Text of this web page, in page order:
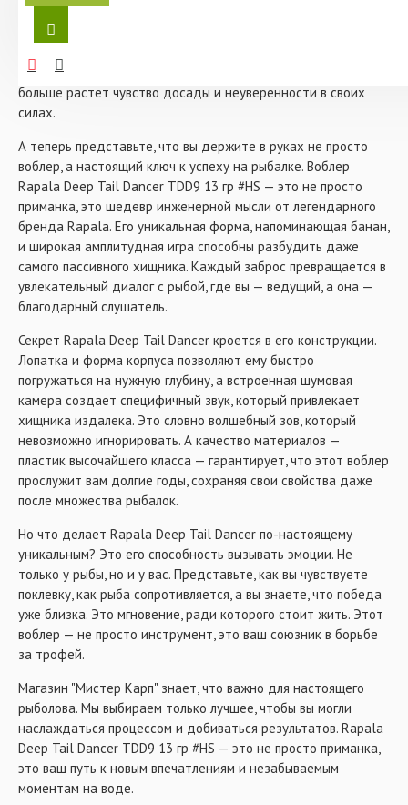
- Тип: минноу (minnow)
- Вес: 13 гр
существует? Каждый заброс, каждая проводка — и никакой
реакции. Вам кажется, что вы делаете всё правильно, но
просто не слышат. И чем дольше это продолжается, тем
больше растет чувство досады и неуверенности в своих
силах.
А теперь представьте, что вы держите в руках не просто
воблер, а настоящий ключ к успеху на рыбалке. Воблер
Rapala Deep Tail Dancer TDD9 13 гр #HS — это не просто
приманка, это шедевр инженерной мысли от легендарного
бренда Rapala. Его уникальная форма, напоминающая банан,
и широкая амплитудная игра способны разбудить даже
самого пассивного хищника. Каждый заброс превращается в
увлекательный диалог с рыбой, где вы — ведущий, а она —
благодарный слушатель.
Секрет Rapala Deep Tail Dancer кроется в его конструкции.
Лопатка и форма корпуса позволяют ему быстро
погружаться на нужную глубину, а встроенная шумовая
камера создает специфичный звук, который привлекает
хищника издалека. Это словно волшебный зов, который
невозможно игнорировать. А качество материалов —
пластик высочайшего класса — гарантирует, что этот воблер
прослужит вам долгие годы, сохраняя свои свойства даже
после множества рыбалок.
Но что делает Rapala Deep Tail Dancer по-настоящему
уникальным? Это его способность вызывать эмоции. Не
только у рыбы, но и у вас. Представьте, как вы чувствуете
поклевку, как рыба сопротивляется, а вы знаете, что победа
уже близка. Это мгновение, ради которого стоит жить. Этот
воблер — не просто инструмент, это ваш союзник в борьбе
за трофей.
Магазин "Мистер Карп" знает, что важно для настоящего
рыболова. Мы выбираем только лучшее, чтобы вы могли
наслаждаться процессом и добиваться результатов. Rapala
Deep Tail Dancer TDD9 13 гр #HS — это не просто приманка,
это ваш путь к новым впечатлениям и незабываемым
моментам на воде.